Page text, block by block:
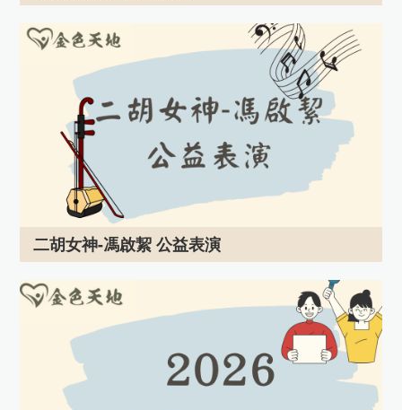
二胡女神-馮啟絜 公益表演